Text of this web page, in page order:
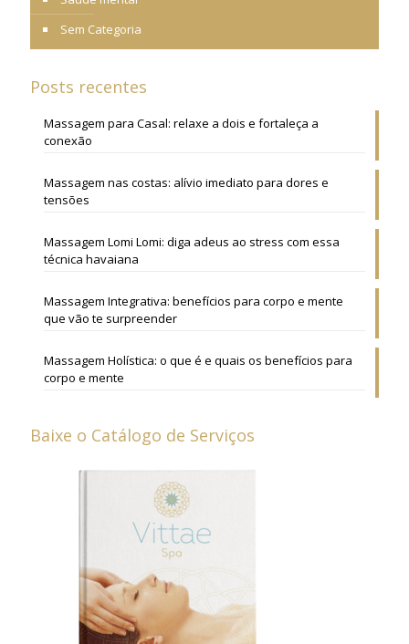
Sem Categoria
Posts recentes
Massagem para Casal: relaxe a dois e fortaleça a
conexão
Massagem nas costas: alívio imediato para dores e
tensões
Massagem Lomi Lomi: diga adeus ao stress com essa
técnica havaiana
Massagem Integrativa: benefícios para corpo e mente
que vão te surpreender
Massagem Holística: o que é e quais os benefícios para
corpo e mente
Baixe o Catálogo de Serviços